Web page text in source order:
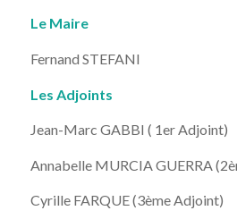
Le Maire
Fernand STEFANI
Les Adjoints
Jean-Marc GABBI ( 1er Adjoint)
Annabelle MURCIA GUERRA
Cyrille FARQUE (3ème Adjoint)